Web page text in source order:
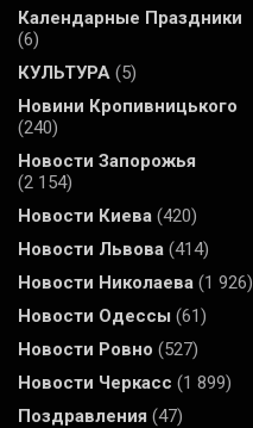
Календарные Праздники
(6)
КУЛЬТУРА (5)
Новини Кропивницького
(240)
Новости Запорожья
(2 154)
Новости Киева (420)
Новости Львова (414)
Новости Николаева (1 926)
Новости Одессы (61)
Новости Ровно (527)
Новости Черкасс (1 899)
Поздравления (47)